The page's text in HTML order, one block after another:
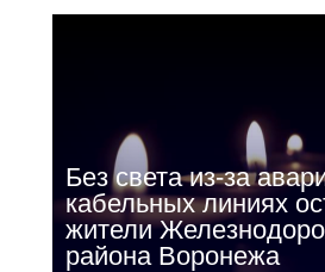
Без света из-за
кабельных линиях
жители
района Воронежа